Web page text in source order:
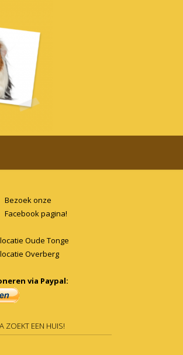
Bezoek onze
Facebook pagina!
Oude Tonge
Overberg
via Paypal:
ZOEKT EEN HUIS!